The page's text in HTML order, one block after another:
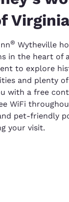
® Wytheville
in the heart of
to explore
and plenty
with a free
WiFi
pet-friendly
your visit.